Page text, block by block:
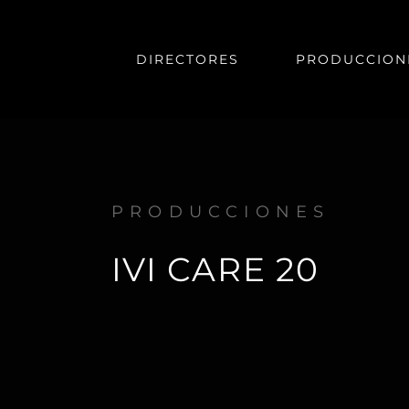
DIRECTORES
PRODUCCIONES
IVI CARE 20